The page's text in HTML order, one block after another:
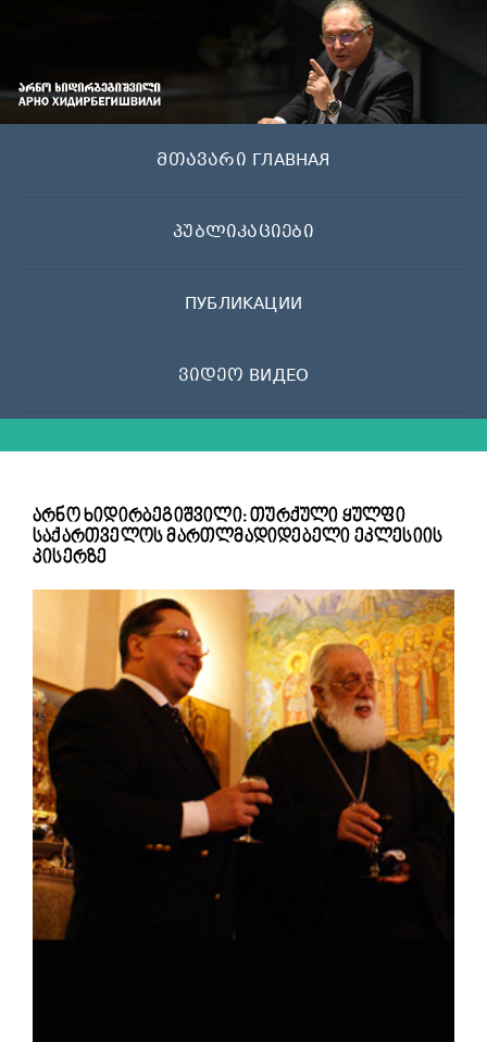
მთავარი ГЛАВНАЯ
პუბლიკაციები
ПУБЛИКАЦИИ
ვიდეო ВИДЕО
არნო ხიდირბეგიშვილი: თურქული ყულფი
საქართველოს მართლმადიდებელი ეკლესიის
კისერზე